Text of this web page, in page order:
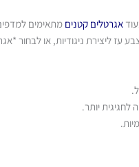
אגרטלים קטנים מתאימים
יותר.